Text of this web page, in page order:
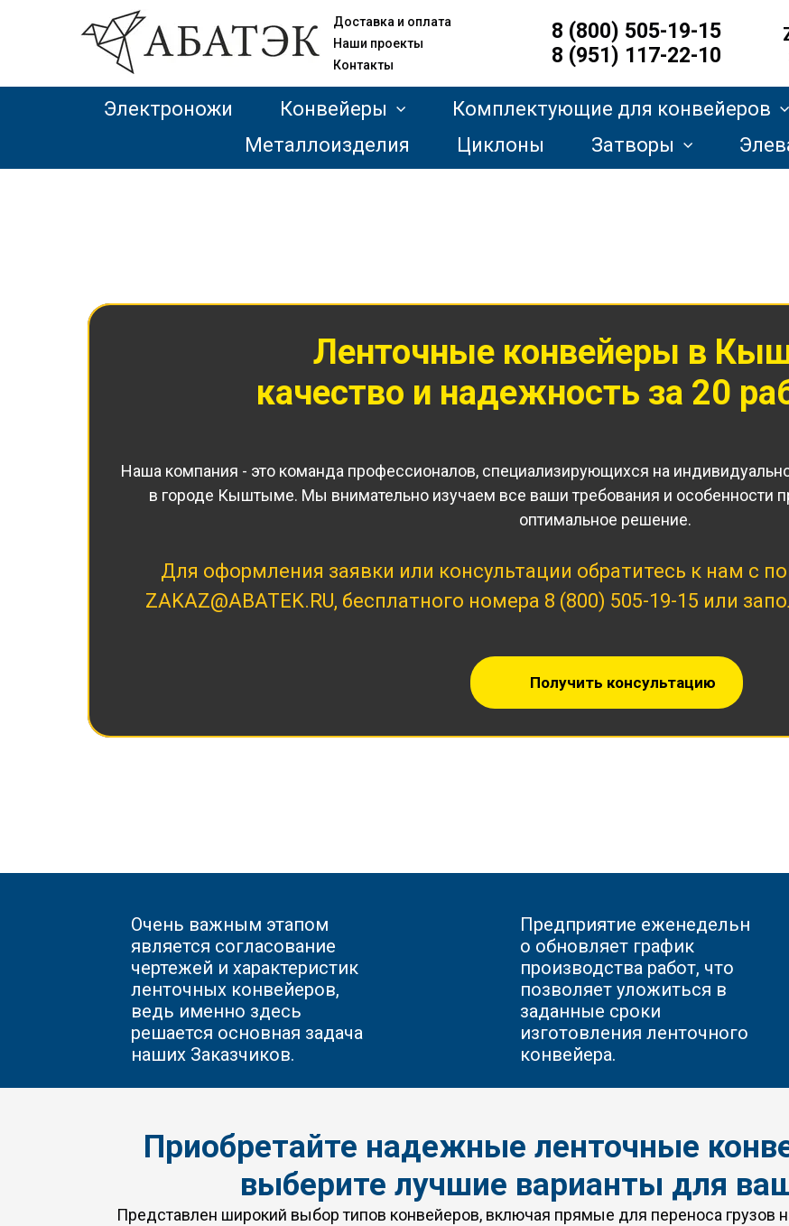
Доставка и оплата
Наши проекты
Контакты
8 (800) 505-19-15
8 (951) 117-22-10
Электроножи Конвейеры Комплектующие для конвейеров
Металлоизделия
Циклоны Затворы
Ленточные конвейеры в
качество и надежность за 20
Наша компания - это команда профессионалов, специализирующихся на
в городе Кыштыме. Мы внимательно изучаем все ваши требования и особенности
оптимальное решение.
Для оформления заявки или консультации обратитесь к нам с
ZAKAZ@ABATEK.RU, бесплатного номера 8 (800) 505-19-15 или
Получить консультацию
Очень важным этапом
является согласование
чертежей и характеристик
ленточных конвейеров,
ведь именно здесь
решается основная задача
наших Заказчиков.
Предприятие еженедельн
о обновляет график
производства работ, что
позволяет уложиться в
заданные сроки
изготовления ленточного
конвейера.
Приобретайте надежные ленточные
выберите лучшие варианты для
Представлен широкий выбор типов конвейеров, включая прямые для переноса грузов